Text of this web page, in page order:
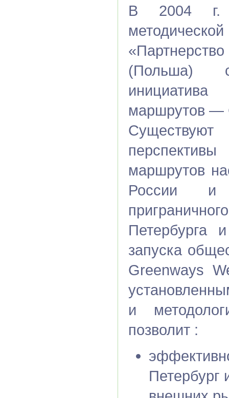
В 2004 г.
(Польша)
маршрутов —
маршрутов
России и
запуска
Greenways
и
позволит :